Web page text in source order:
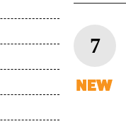
7